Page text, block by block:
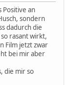
Positive an
sondern
dadurch die
rasant wirkt,
Film jetzt zwar
bei mir aber
die mir so